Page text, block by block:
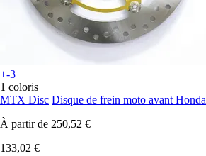
+-3
1 coloris
MTX Disc Disque de frein moto avant Honda
À partir de 250,52 €
133,02 €